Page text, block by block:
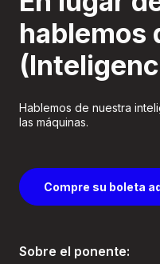
hablemos
Hablemos de nuestra
las máquinas.
Compre su boleta
Sobre el ponente: